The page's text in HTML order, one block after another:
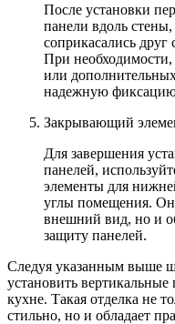
После установки
панели вдоль
соприкасались друг
При необходимости,
или
надежную
Закрывающий
Для завершения
панелей,
элементы для
углы помещения.
внешний вид, но и
защиту панелей.
Следуя указанным выше
установить
кухне. Такая отделка не
стильно, но и обладает